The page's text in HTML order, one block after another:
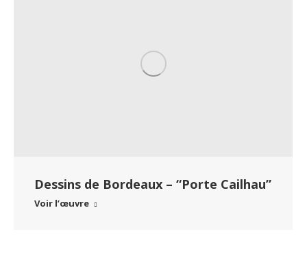
Dessins de Bordeaux – “Porte Cailhau”
Voir l’œuvre